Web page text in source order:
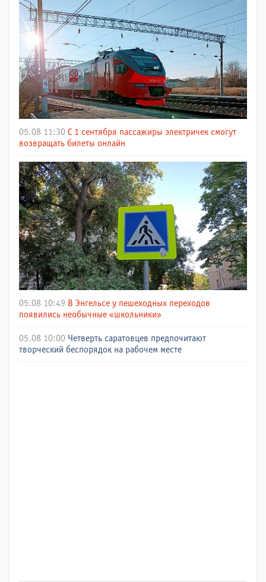
05.08 11:30 С 1 сентября пассажиры электричек смогут
возвращать билеты онлайн
05.08 10:49 В Энгельсе у пешеходных переходов
появились необычные «школьники»
05.08 10:00 Четверть саратовцев предпочитают
творческий беспорядок на рабочем месте